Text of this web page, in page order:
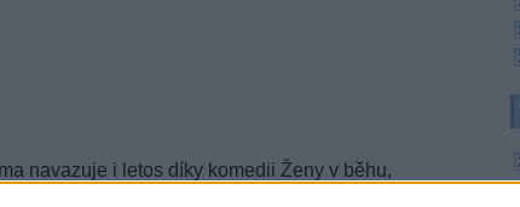
navazuje i letos díky komedii Ženy v běhu,
premiérových víkendů.